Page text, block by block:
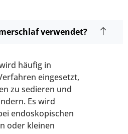
verwendet?
häufig in
eingesetzt,
zu sedieren und
Es wird
endoskopischen
oder kleinen